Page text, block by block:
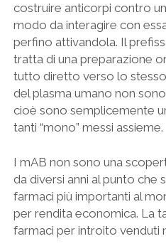
costruire anticorpi contro
modo da interagire con
perfino attivandola. Il
tratta di una preparazione
tutto diretto verso lo
del plasma umano non sono
cioè sono semplicemente
tanti “mono” messi assieme.
I mAB non sono una
da diversi anni al punto che
farmaci più importanti al
per rendita economica. La
farmaci per introito venduti